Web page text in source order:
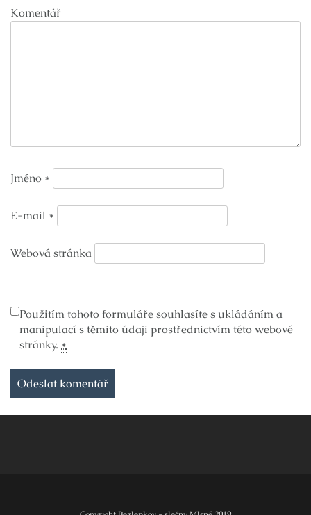
Komentář
Jméno *
E-mail *
Webová stránka
Použitím tohoto formuláře souhlasíte s ukládáním a
manipulací s těmito údaji prostřednictvím této webové
stránky. *